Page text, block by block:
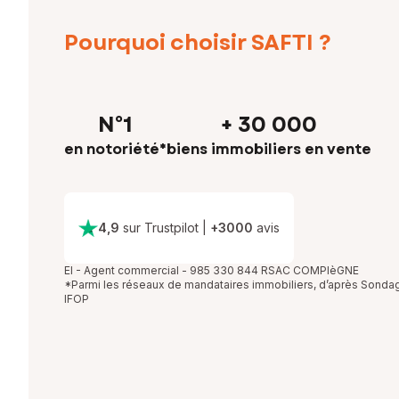
Pourquoi choisir SAFTI ?
N°1
en notoriété*
+ 30 000
biens immobiliers en vente
4,9 sur Trustpilot| +3000 avis
EI - Agent commercial - 985 330 844 RSAC COMPIèGNE
*Parmi les réseaux de mandataires immobiliers, d’après
IFOP